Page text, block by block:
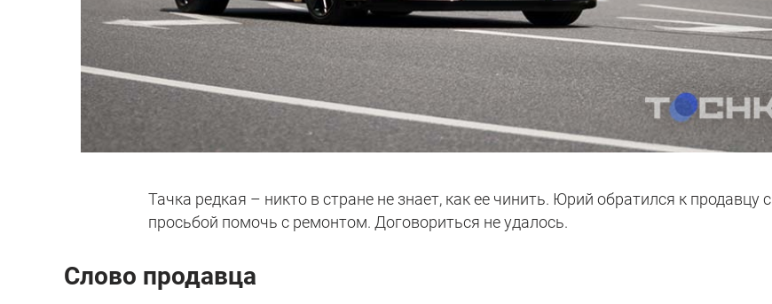
Тачка редкая – никто в стране не знает, как ее чинить. Юрий обратился к продавцу с
просьбой помочь с ремонтом. Договориться не удалось.
Слово продавца